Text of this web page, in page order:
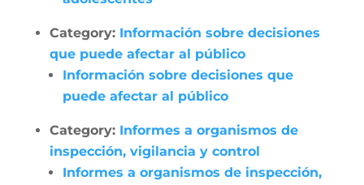
Category: Información sobre decisiones
que puede afectar al público
Información sobre decisiones que
puede afectar al público
Category: Informes a organismos de
inspección, vigilancia y control
Informes a organismos de inspección,